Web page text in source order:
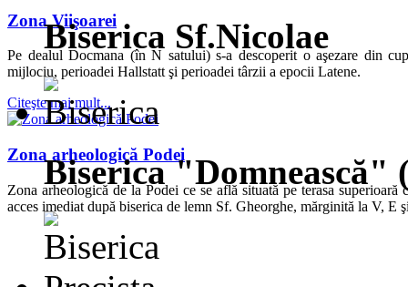
Zona Viişoarei
Pe dealul Docmana (în N satului) s-a descoperit o aşezare din
mijlociu, perioadei Hallstatt şi perioadei târzii a epocii Latene.
Citeşte mai mult...
Zona arheologică Podei
Zona arheologică de la Podei ce se află situată pe terasa
acces imediat după biserica de lemn Sf. Gheorghe, mărginită la V,
Biserica Sf.Nicolae
Biserica "Domnească"